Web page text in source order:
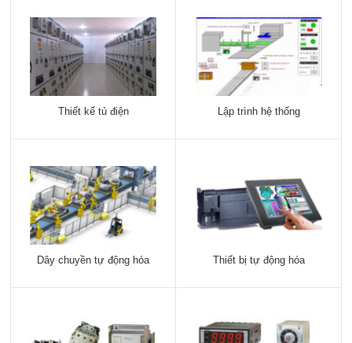
Thiết kế tủ điện Lập trình hệ thống
Dây chuyền tự động hóa Thiết bị tự động hóa